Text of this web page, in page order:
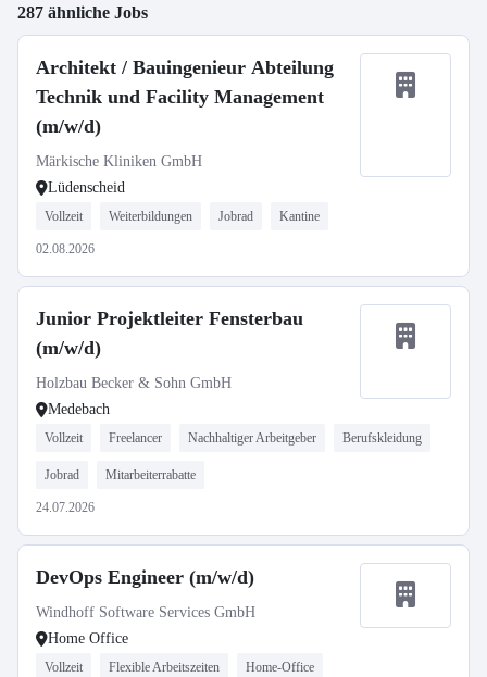
287 ähnliche Jobs
Architekt / Bauingenieur Abteilung
Technik und Facility Management
(m/w/d)
Märkische Kliniken GmbH
Lüdenscheid
Vollzeit Weiterbildungen Jobrad Kantine
02.08.2026
Junior Projektleiter Fensterbau
(m/w/d)
Holzbau Becker & Sohn GmbH
Medebach
Vollzeit Freelancer Nachhaltiger Arbeitgeber Berufskleidung
Jobrad Mitarbeiterrabatte
24.07.2026
DevOps Engineer (m/w/d)
Windhoff Software Services GmbH
Home Office
Vollzeit Flexible Arbeitszeiten Home-Office